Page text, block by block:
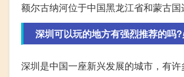
额尔古纳河位于中国黑龙江省和蒙古
深圳可以玩的地方有强烈推荐的吗
深圳是中国一座新兴发展的城市，有